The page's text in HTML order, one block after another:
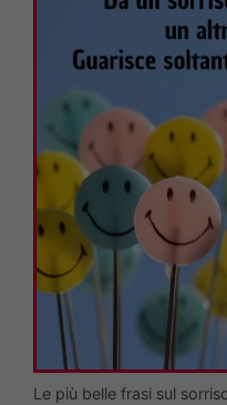
Le più belle frasi sul